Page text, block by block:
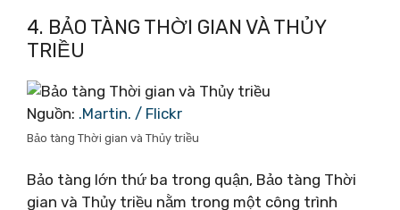
4. BẢO TÀNG THỜI GIAN VÀ THỦY
TRIỀU
Nguồn: .Martin. / Flickr
Bảo tàng Thời gian và Thủy triều
Bảo tàng lớn thứ ba trong quận, Bảo tàng Thời
gian và Thủy triều nằm trong một công trình